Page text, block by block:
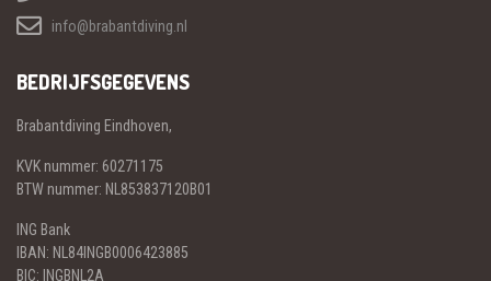
info@brabantdiving.nl
BEDRIJFSGEGEVENS
Brabantdiving Eindhoven,
KVK nummer: 60271175
BTW nummer: NL853837120B01
ING Bank
IBAN: NL84INGB0006423885
BIC: INGBNL2A